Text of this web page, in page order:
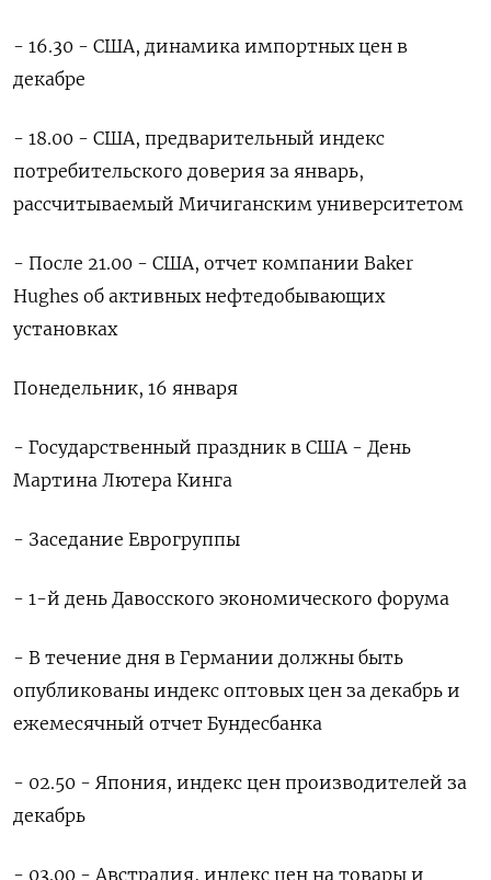
- 16.30 - США, динамика импортных цен в
декабре
- 18.00 - США, предварительный индекс
потребительского доверия за январь,
рассчитываемый Мичиганским университетом
- После 21.00 - США, отчет компании Baker
Hughes об активных нефтедобывающих
установках
Понедельник, 16 января
- Государственный праздник в США - День
Мартина Лютера Кинга
- Заседание Еврогруппы
- 1-й день Давосского экономического форума
- В течение дня в Германии должны быть
опубликованы индекс оптовых цен за декабрь и
ежемесячный отчет Бундесбанка
- 02.50 - Япония, индекс цен производителей за
декабрь
- 03.00 - Австралия, индекс цен на товары и